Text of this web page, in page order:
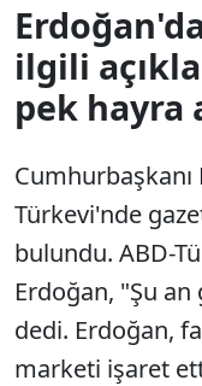
ilgili
pek hayra
Türkevi'nde
bulundu. ABD-
Erdoğan, "Şu
dedi. Erdoğan,
marketi işaret